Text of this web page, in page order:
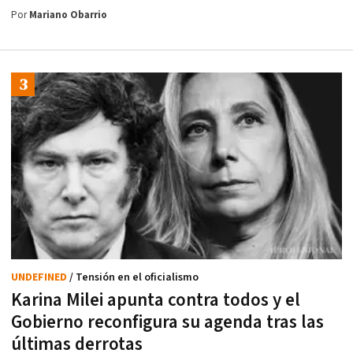
PorMariano Obarrio
Karina Milei apunta contra todos y el
Gobierno reconfigura su agenda tras las
últimas derrotas
UNDEFINED / Tensión en el oficialismo